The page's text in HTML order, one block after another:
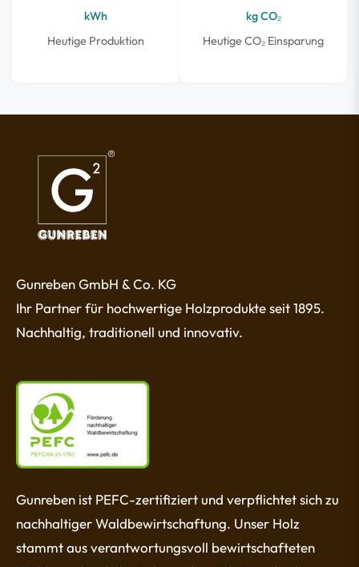
kWh
Heutige Produktion
kg CO₂
Heutige CO₂ Einsparung
Gunreben GmbH & Co. KG
Ihr Partner für hochwertige Holzprodukte seit 1895.
Nachhaltig, traditionell und innovativ.
Gunreben ist PEFC-zertifiziert und verpflichtet sich zu
nachhaltiger Waldbewirtschaftung. Unser Holz
stammt aus verantwortungsvoll bewirtschafteten